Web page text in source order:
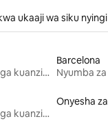
ukaaji wa siku nyingi
Nyumba za kupanga kuanzia mwezi mmoja
Barcelona
Nyumba za kupanga kuanzia mwezi mmoja
Onyesha